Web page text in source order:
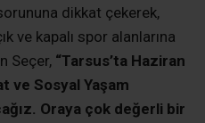
dikkat çekerek,
ve kapalı spor alanlarına
Seçer, “Tarsus’ta Haziran
ve Sosyal Yaşam
Oraya çok değerli bir